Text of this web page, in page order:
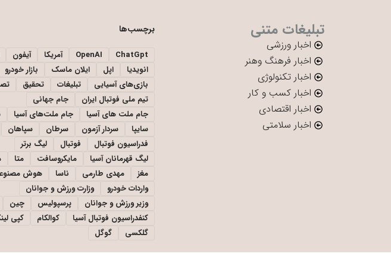
تبلیغات متنی
اخبار ورزشی
اخبار فرهنگ وهنر
اخبار تکنولوژی
اخبار کسب و کار
اخبار اقتصادی
اخبار سلامتی
برچسب‌ها
ChatGpt
OpenAI آمریکا آیفون
انویدیا
اپل ایلان ماسک
بازار خودرو
بازی‌های آسیایی
تبلیغات تحقیق
تیم ملی فوتبال ایران
جام جهانی
جام ملت های آسیا
جام ملت‌های آسیا
سایپا
سردار آزمون سرطان سپاهان
فدراسیون فوتبال
فوتبال
لیگ برتر
لیگ قهرمانان آسیا
مایکروسافت متا
مغز
مهدی طارمی ناسا
هوش
واردات خودرو
وزارت ورزش و جوانان
وزیر ورزش و جوانان
پرسپولیس چین
کنفدراسیون فوتبال آسیا
کوالکام
کپی
گلکسی
گوگل